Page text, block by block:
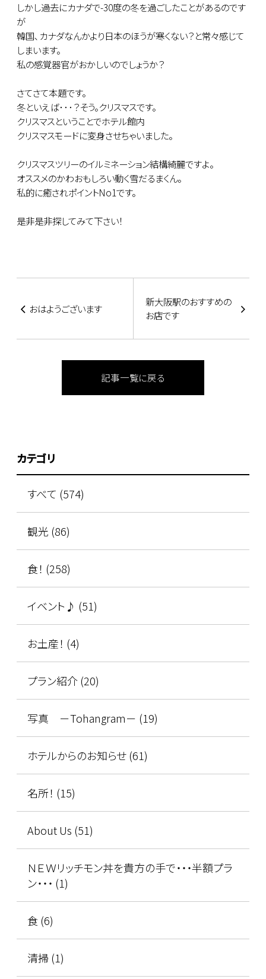
しかし過去にカナダで-30度の冬を過ごしたことがあるのです
が
韓国､カナダなんかより日本のほうが寒くない？と常々感じて
しまいます。
私の感覚器官がおかしいのでしょうか？
さてさて本題です。
冬といえば･･･？そう。クリスマスです。
クリスマスということでホテル館内
クリスマスモードに変身させちゃいました。
クリスマスツリーのイルミネーション結構綺麗ですよ。
オススメのかわおもしろい動く雪だるまくん。
私的に癒されポイントNo1です。
是非是非探してみて下さい！
おはようございます
新大阪駅のおすすめの
お店です
記事一覧に戻る
カテゴリ
すべて (574)
観光 (86)
食！ (258)
イベント♪ (51)
お土産！ (4)
プラン紹介 (20)
写真 －Tohangram－ (19)
ホテルからのお知らせ (61)
名所！ (15)
About Us (51)
ＮＥＷリッチモン丼を貴方の手で・・・半額プラ
ン・・・ (1)
食 (6)
清掃 (1)